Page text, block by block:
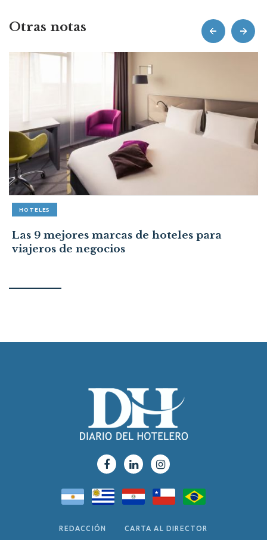
Otras notas
HOTELES
Las 9 mejores marcas de hoteles para
viajeros de negocios
prev next
REDACCIÓN CARTA AL DIRECTOR